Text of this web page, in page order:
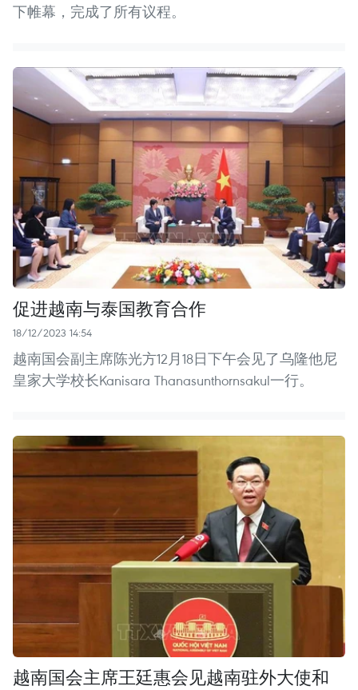
下帷幕，完成了所有议程。
促进越南与泰国教育合作
18/12/2023 14:54
越南国会副主席陈光方12月18日下午会见了乌隆他尼
皇家大学校长Kanisara Thanasunthornsakul一行。
越南国会主席王廷惠会见越南驻外大使和